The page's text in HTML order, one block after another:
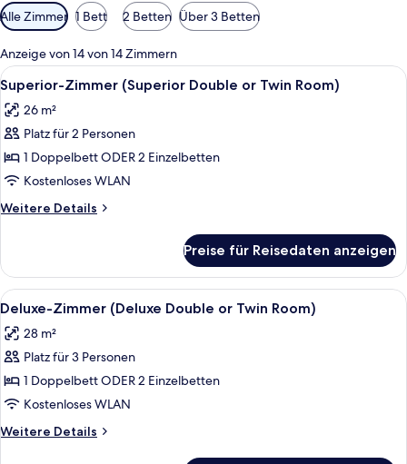
Verfügbare
Filter
für
Zimmer
Alle Zimmer 1 Bett 2 Betten Über 3 Betten
Anzeige von 14 von 14 Zimmern
Alle
Fotos
für
Superior-
Zimmer
(Superior
Double
or
Room)
anzeigen
Ein Hotelzimmer mit zwei Betten,
5
Superior-Zimmer (Superior Double or Twin Room)
26 m²
Platz für 2 Personen
1 Doppelbett ODER 2 Einzelbetten
Kostenloses WLAN
Weitere Details
Weitere
Zimmer
(Superior
Double
Twin
Room)
Preise für Reisedaten anzeigen
Alle
Fotos
für
Deluxe-
Zimmer
(Deluxe
Double
or
Ein Hotelzimmer mit einem großen
6
Deluxe-Zimmer (Deluxe Double or Twin Room)
28 m²
Platz für 3 Personen
1 Doppelbett ODER 2 Einzelbetten
Kostenloses WLAN
Weitere Details
Weitere